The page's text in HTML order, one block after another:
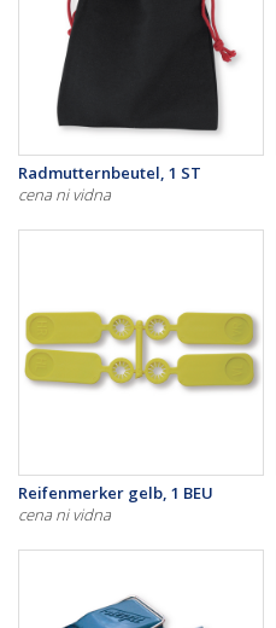
Radmutternbeutel, 1 ST
cena ni vidna
Reifenmerker gelb, 1 BEU
cena ni vidna